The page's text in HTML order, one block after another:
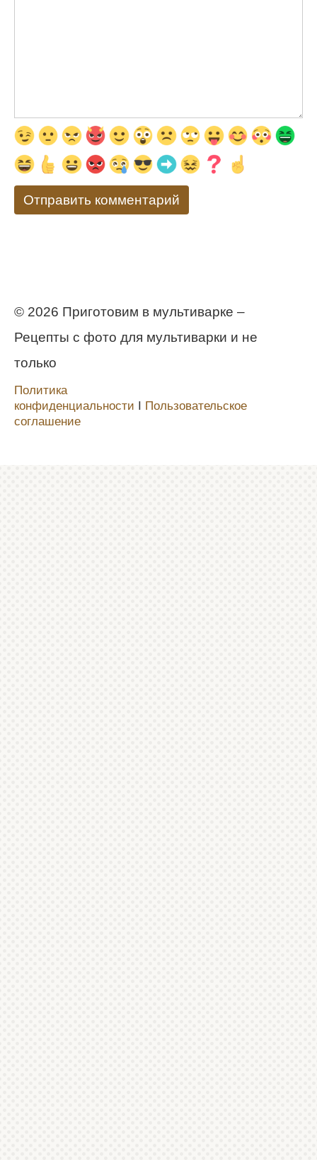
© 2026 Приготовим в мультиварке –
Рецепты с фото для мультиварки и не
только
Политика
конфиденциальности
Пользовательское
соглашение